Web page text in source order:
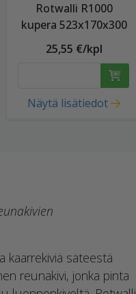
Rotwalli R1000
kupera 523x170x300
25,55 €/kpl
Näytä lisätiedot
kaarrekiviä säteestä
reunakivi, jonka pinta